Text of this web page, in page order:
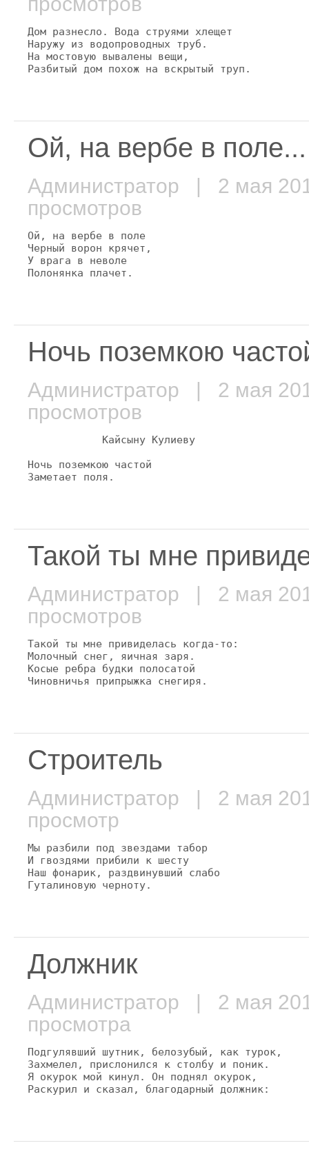
Дом разнесло. Вода струями хлещет
Наружу из водопроводных труб.
На мостовую вывалены вещи,
Разбитый дом похож на вскрытый труп.
Ой, на вербе в поле...
Администратор | 2 мая
просмотров
Ой, на вербе в поле
Черный ворон крячет,
У врага в неволе
Полонянка плачет.
Ночь поземкою
Администратор | 2 мая
просмотров
            Кайсыну Кулиеву
Ночь поземкою частой
Заметает поля.
Такой ты мне
Администратор | 2 мая
просмотров
Такой ты мне привиделась когда-то:
Молочный снег, яичная заря.
Косые ребра будки полосатой
Чиновничья припрыжка снегиря.
Строитель
Администратор | 2 мая
просмотр
Мы разбили под звездами табор
И гвоздями прибили к шесту
Наш фонарик, раздвинувший слабо
Гуталиновую черноту.
Должник
Администратор | 2 мая
просмотра
Подгулявший шутник, белозубый, как турок,
Захмелел, прислонился к столбу и поник.
Я окурок мой кинул. Он поднял окурок,
Раскурил и сказал, благодарный должник: